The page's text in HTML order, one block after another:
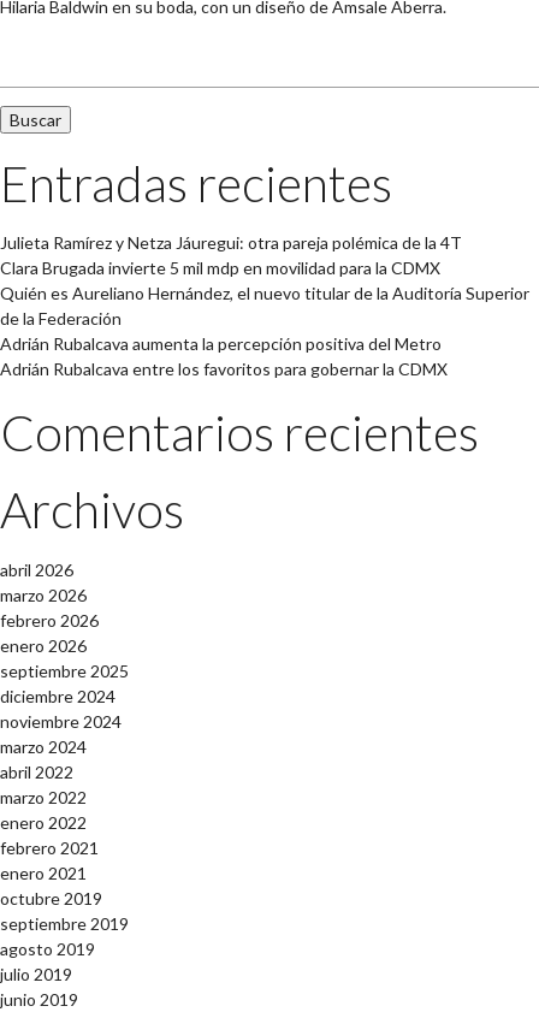
Hilaria Baldwin en su boda, con un diseño de Amsale Aberra.
Entradas recientes
Julieta Ramírez y Netza Jáuregui: otra pareja polémica de la 4T
Clara Brugada invierte 5 mil mdp en movilidad para la CDMX
Quién es Aureliano Hernández, el nuevo titular de la Auditoría Superior
de la Federación
Adrián Rubalcava aumenta la percepción positiva del Metro
Adrián Rubalcava entre los favoritos para gobernar la CDMX
Comentarios recientes
Archivos
abril 2026
marzo 2026
febrero 2026
enero 2026
septiembre 2025
diciembre 2024
noviembre 2024
marzo 2024
abril 2022
marzo 2022
enero 2022
febrero 2021
enero 2021
octubre 2019
septiembre 2019
agosto 2019
julio 2019
junio 2019